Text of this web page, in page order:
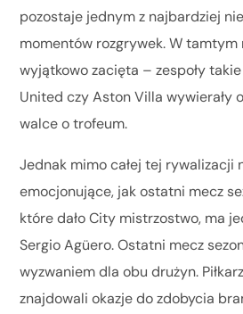
pozostaje jednym z najbardziej
momentów rozgrywek. W tamtym
wyjątkowo zacięta – zespoły
United czy Aston Villa wywierały
walce o trofeum.
Jednak mimo całej tej rywalizacji
emocjonujące, jak ostatni mecz
które dało City mistrzostwo, ma
Sergio Agüero. Ostatni mecz
wyzwaniem dla obu drużyn.
znajdowali okazje do zdobycia